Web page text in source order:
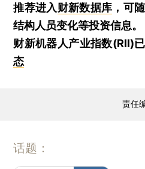
推荐进入财新数据库 ，可
结构人员变化等投资信息。
财新机器人产业指数(RII)已
态
责任
话题：